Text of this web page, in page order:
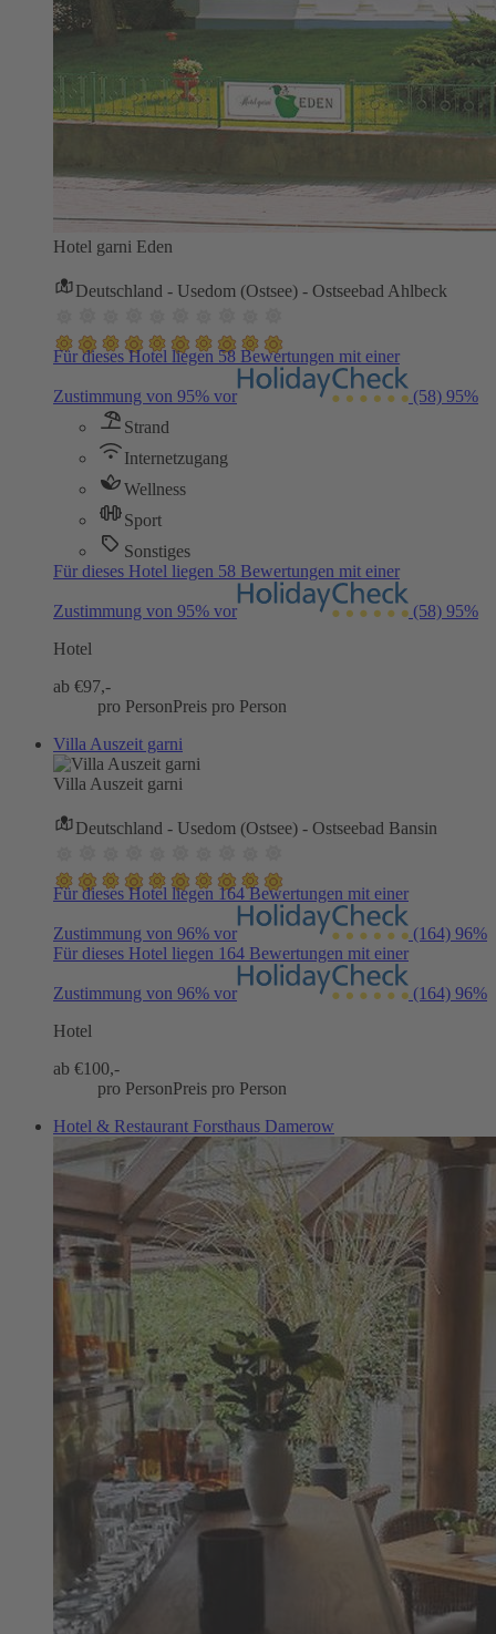
Hotel garni Eden
Deutschland - Usedom (Ostsee) - Ostseebad Ahlbeck
Für dieses Hotel liegen 58 Bewertungen mit einer
Zustimmung von 95% vor (58) 95%
Strand
Internetzugang
Wellness
Sport
Sonstiges
Für dieses Hotel liegen 58 Bewertungen mit einer
Zustimmung von 95% vor (58) 95%
Hotel
ab €97,-
pro PersonPreis pro Person
Villa Auszeit garni
Villa Auszeit garni
Deutschland - Usedom (Ostsee) - Ostseebad Bansin
Für dieses Hotel liegen 164 Bewertungen mit einer
Zustimmung von 96% vor (164) 96%
Für dieses Hotel liegen 164 Bewertungen mit einer
Zustimmung von 96% vor (164) 96%
Hotel
ab €100,-
pro PersonPreis pro Person
Hotel & Restaurant Forsthaus Damerow